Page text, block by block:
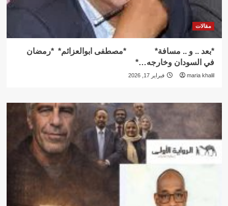
مقالات
*بعد .. و .. مسافة* *مصطفى ابوالعزائم* *رمضان
في السودان وخارجه…*
maria khalil فبراير 17, 2026